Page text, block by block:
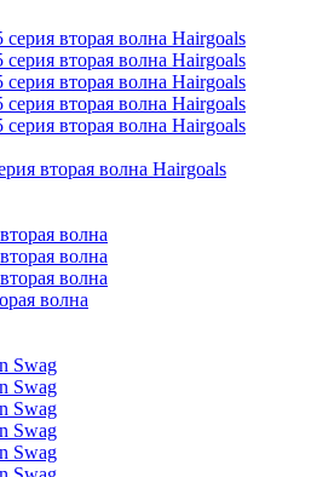
вторая волна Hairgoals
волна